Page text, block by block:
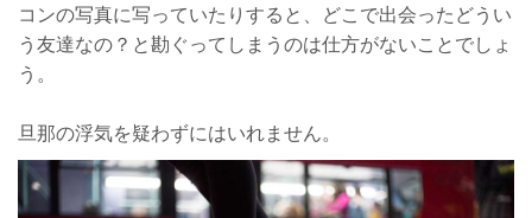
コンの写真に写っていたりすると、どこで出会ったどうい
う友達なの？と勘ぐってしまうのは仕方がないことでしょ
う。
旦那の浮気を疑わずにはいれません。